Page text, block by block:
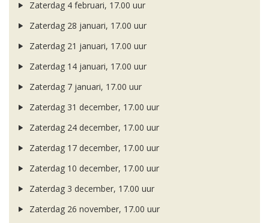
Zaterdag 4 februari, 17.00 uur
Zaterdag 28 januari, 17.00 uur
Zaterdag 21 januari, 17.00 uur
Zaterdag 14 januari, 17.00 uur
Zaterdag 7 januari, 17.00 uur
Zaterdag 31 december, 17.00 uur
Zaterdag 24 december, 17.00 uur
Zaterdag 17 december, 17.00 uur
Zaterdag 10 december, 17.00 uur
Zaterdag 3 december, 17.00 uur
Zaterdag 26 november, 17.00 uur